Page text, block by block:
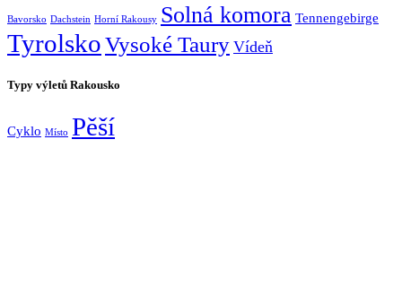
Bavorsko Dachstein Horní Rakousy Solná komora Tennengebirge
TyrolskoVysoké Taury Vídeň
Typy výletů Rakousko
Cyklo Místo Pěší